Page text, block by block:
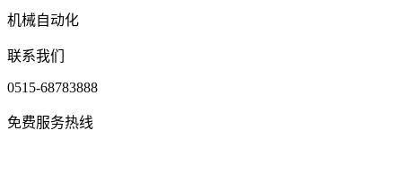
机械自动化
联系我们
0515-68783888
免费服务热线